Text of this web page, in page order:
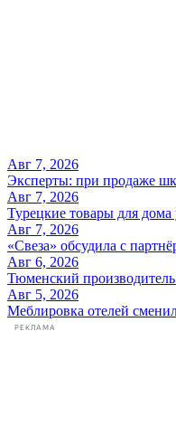
Авг 7, 2026
Эксперты: при продаже
Авг 7, 2026
Турецкие товары для
Авг 7, 2026
«Свеза» обсудила с
Авг 6, 2026
Тюменский
Авг 5, 2026
Меблировка отелей
РЕКЛАМА